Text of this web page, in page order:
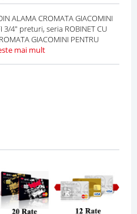
ALAMA CROMATA GIACOMINI
3/4" preturi, seria ROBINET CU
GIACOMINI PENTRU
mai mult